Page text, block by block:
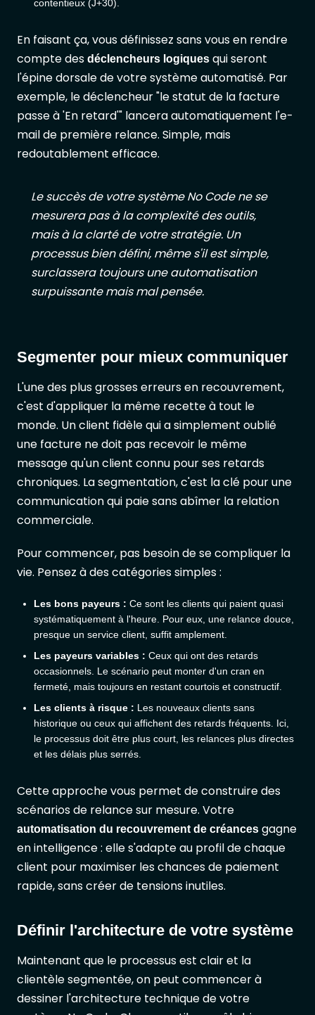
contentieux (J+30).
En faisant ça, vous définissez sans vous en rendre
compte des déclencheurs logiques qui seront
l'épine dorsale de votre système automatisé. Par
exemple, le déclencheur "le statut de la facture
passe à 'En retard'" lancera automatiquement l'e-
mail de première relance. Simple, mais
redoutablement efficace.
Le succès de votre système No Code ne se
mesurera pas à la complexité des outils,
mais à la clarté de votre stratégie. Un
processus bien défini, même s'il est simple,
surclassera toujours une automatisation
surpuissante mais mal pensée.
Segmenter pour mieux communiquer
L'une des plus grosses erreurs en recouvrement,
c'est d'appliquer la même recette à tout le
monde. Un client fidèle qui a simplement oublié
une facture ne doit pas recevoir le même
message qu'un client connu pour ses retards
chroniques. La segmentation, c'est la clé pour une
communication qui paie sans abîmer la relation
commerciale.
Pour commencer, pas besoin de se compliquer la
vie. Pensez à des catégories simples :
Les bons payeurs : Ce sont les clients qui paient quasi
systématiquement à l'heure. Pour eux, une relance douce,
presque un service client, suffit amplement.
Les payeurs variables : Ceux qui ont des retards
occasionnels. Le scénario peut monter d'un cran en
fermeté, mais toujours en restant courtois et constructif.
Les clients à risque : Les nouveaux clients sans
historique ou ceux qui affichent des retards fréquents. Ici,
le processus doit être plus court, les relances plus directes
et les délais plus serrés.
Cette approche vous permet de construire des
scénarios de relance sur mesure. Votre
automatisation du recouvrement de créances gagne
en intelligence : elle s'adapte au profil de chaque
client pour maximiser les chances de paiement
rapide, sans créer de tensions inutiles.
Définir l'architecture de votre système
Maintenant que le processus est clair et la
clientèle segmentée, on peut commencer à
dessiner l'architecture technique de votre